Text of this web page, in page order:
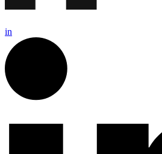
in